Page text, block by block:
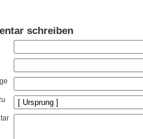
schreiben